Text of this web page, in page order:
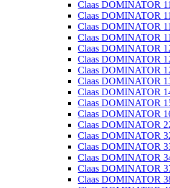
Claas DOMINATOR
Claas DOMINATOR
Claas DOMINATOR
Claas DOMINATOR
Claas DOMINATOR
Claas DOMINATOR
Claas DOMINATOR
Claas DOMINATOR
Claas DOMINATOR
Claas DOMINATOR
Claas DOMINATOR
Claas DOMINATOR
Claas DOMINATOR
Claas DOMINATOR
Claas DOMINATOR
Claas DOMINATOR
Claas DOMINATOR